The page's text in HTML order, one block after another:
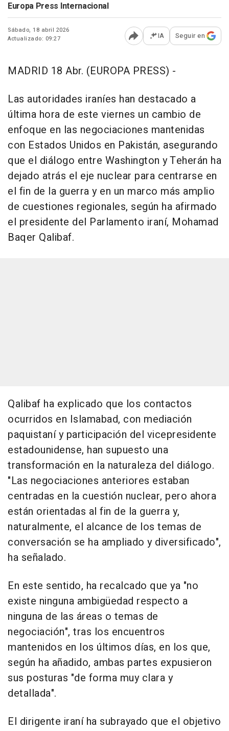
Europa Press Internacional
Sábado, 18 abril 2026
Actualizado: 09:27
Abrir opciones para
IA Seguir en
MADRID 18 Abr. (EUROPA PRESS) -
Las autoridades iraníes han destacado a
última hora de este viernes un cambio de
enfoque en las negociaciones mantenidas
con Estados Unidos en Pakistán, asegurando
que el diálogo entre Washington y Teherán ha
dejado atrás el eje nuclear para centrarse en
el fin de la guerra y en un marco más amplio
de cuestiones regionales, según ha afirmado
el presidente del Parlamento iraní, Mohamad
Baqer Qalibaf.
Qalibaf ha explicado que los contactos
ocurridos en Islamabad, con mediación
paquistaní y participación del vicepresidente
estadounidense, han supuesto una
transformación en la naturaleza del diálogo.
"Las negociaciones anteriores estaban
centradas en la cuestión nuclear, pero ahora
están orientadas al fin de la guerra y,
naturalmente, el alcance de los temas de
conversación se ha ampliado y diversificado",
ha señalado.
En este sentido, ha recalcado que ya "no
existe ninguna ambigüedad respecto a
ninguna de las áreas o temas de
negociación", tras los encuentros
mantenidos en los últimos días, en los que,
según ha añadido, ambas partes expusieron
sus posturas "de forma muy clara y
detallada".
El dirigente iraní ha subrayado que el objetivo